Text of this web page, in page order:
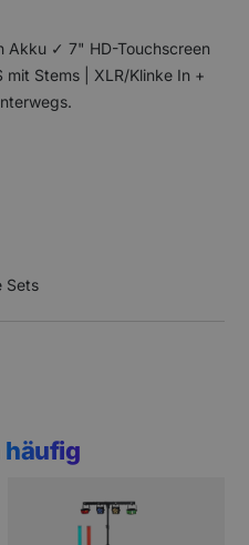
Akku ✓ 7" HD-Touchscreen
mit Stems | XLR/Klinke In +
Sets
häufig